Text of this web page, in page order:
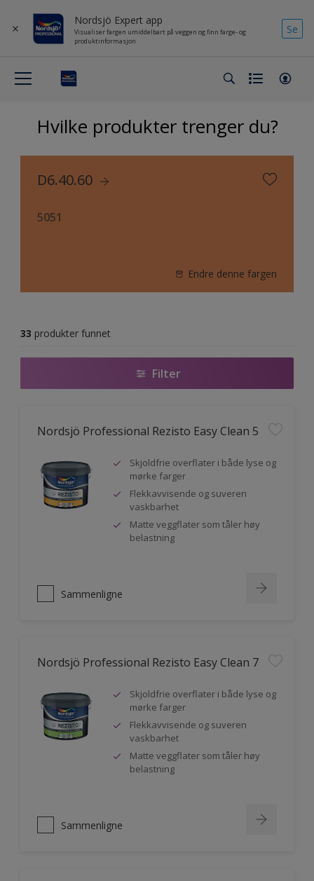
Nordsjö Expert app
Visualiser fargen umiddelbart på veggen og finn farge- og
produktinformasjon
Se
Hvilke produkter trenger du?
D6.40.60
5051
Endre denne fargen
33 produkter funnet
Filter
Nordsjö Professional Rezisto Easy Clean 5
Skjoldfrie overflater i både lyse og
mørke farger
Flekkavvisende og suveren
vaskbarhet
Matte veggflater som tåler høy
belastning
Sammenligne
Nordsjö Professional Rezisto Easy Clean 7
Skjoldfrie overflater i både lyse og
mørke farger
Flekkavvisende og suveren
vaskbarhet
Matte veggflater som tåler høy
belastning
Sammenligne